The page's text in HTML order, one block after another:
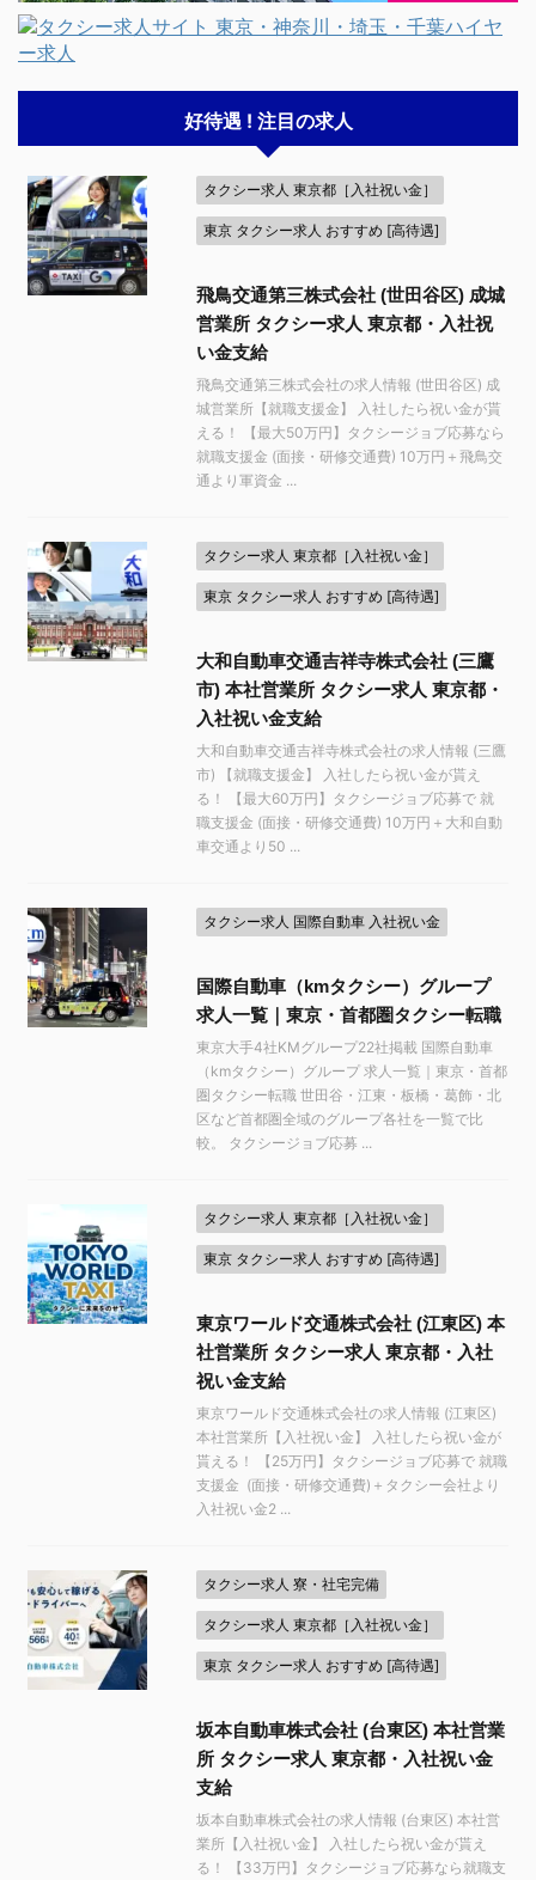
好待遇 ! 注目の求人
タクシー求人 東京都［入社祝い金］
東京 タクシー求人 おすすめ [高待遇]
飛鳥交通第三株式会社 (世田谷区) 成城
営業所 タクシー求人 東京都・入社祝
い金支給
飛鳥交通第三株式会社の求人情報 (世田谷区) 成
城営業所【就職支援金】 入社したら祝い金が貰
える！ 【最大50万円】タクシージョブ応募なら
就職支援金 (面接・研修交通費) 10万円＋飛鳥交
通より軍資金 ...
タクシー求人 東京都［入社祝い金］
東京 タクシー求人 おすすめ [高待遇]
大和自動車交通吉祥寺株式会社 (三鷹
市) 本社営業所 タクシー求人 東京都・
入社祝い金支給
大和自動車交通吉祥寺株式会社の求人情報 (三鷹
市) 【就職支援金】 入社したら祝い金が貰え
る！ 【最大60万円】タクシージョブ応募で 就
職支援金 (面接・研修交通費) 10万円＋大和自動
車交通より50 ...
タクシー求人 国際自動車 入社祝い金
国際自動車（kmタクシー）グループ
求人一覧｜東京・首都圏タクシー転職
東京大手4社KMグループ22社掲載 国際自動車
（kmタクシー）グループ 求人一覧｜東京・首都
圏タクシー転職 世田谷・江東・板橋・葛飾・北
区など首都圏全域のグループ各社を一覧で比
較。 タクシージョブ応募 ...
タクシー求人 東京都［入社祝い金］
東京 タクシー求人 おすすめ [高待遇]
東京ワールド交通株式会社 (江東区) 本
社営業所 タクシー求人 東京都・入社
祝い金支給
東京ワールド交通株式会社の求人情報 (江東区)
本社営業所【入社祝い金】 入社したら祝い金が
貰える！ 【25万円】タクシージョブ応募で 就職
支援金 (面接・研修交通費)＋タクシー会社より
入社祝い金2 ...
タクシー求人 寮・社宅完備
タクシー求人 東京都［入社祝い金］
東京 タクシー求人 おすすめ [高待遇]
坂本自動車株式会社 (台東区) 本社営業
所 タクシー求人 東京都・入社祝い金
支給
坂本自動車株式会社の求人情報 (台東区) 本社営
業所【入社祝い金】 入社したら祝い金が貰え
る！ 【33万円】タクシージョブ応募なら就職支